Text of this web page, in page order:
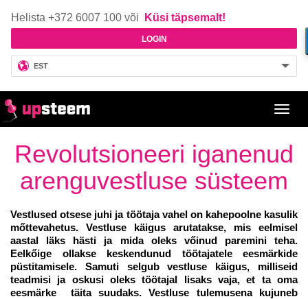
Helista +372 6007 100 või Küsi täpsemalt!
LOGIN
EST
Revolutsioneeri iganenud
arenguvestluse süsteem
Vestlused otsese juhi ja töötaja vahel on kahepoolne kasulik
mőttevahetus. Vestluse käigus arutatakse, mis eelmisel
aastal läks hästi ja mida oleks vőinud paremini teha.
Eelkőige ollakse keskendunud töötajatele eesmärkide
püstitamisele. Samuti selgub vestluse käigus, milliseid
teadmisi ja oskusi oleks töötajal lisaks vaja, et ta oma
eesmärke täita suudaks. Vestluse tulemusena kujuneb